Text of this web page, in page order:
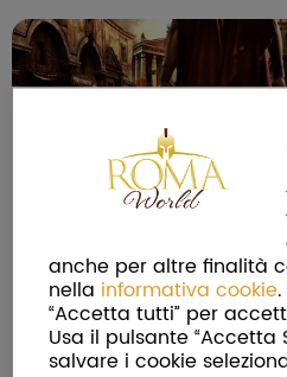
anche per altre finalità
nella informativa cookie
“Accetta tutti” per
Usa il pulsante “Accetta
salvare i cookie
Torna in